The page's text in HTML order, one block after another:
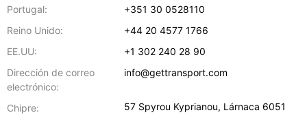
Portugal:
+351 30 0528110
Reino Unido:
+44 20 4577 1766
EE.UU:
+1 302 240 28 90
Dirección de correo
electrónico:
info@gettransport.com
Chipre: 57 Spyrou Kyprianou, Lárnaca 6051